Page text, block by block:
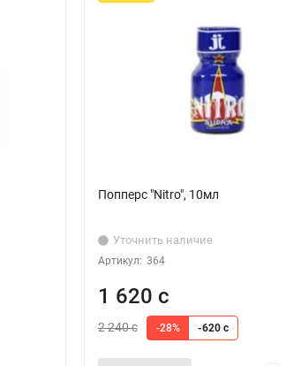
Попперс "Nitro", 10мл
Уточнить наличие
Артикул: 364
1 620 с
2 240 с -28% -620 с